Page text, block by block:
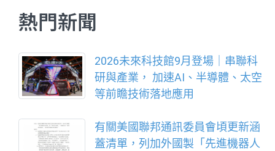
熱門新聞
2026未來科技館9月登場｜串聯科
研與產業， 加速AI、半導體、太空
等前瞻技術落地應用
有關美國聯邦通訊委員會頃更新涵
蓋清單，列加外國製「先進機器人